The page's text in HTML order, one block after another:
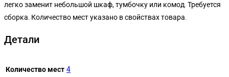
легко заменит небольшой шкаф, тумбочку или комод. Требуется
сборка. Количество мест указано в свойствах товара.
Детали
Количество мест 4